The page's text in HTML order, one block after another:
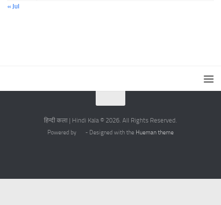
« Jul
हिन्दी कला | Hindi Kala © 2026. All Rights Reserved.
Powered by - Designed with the Hueman theme